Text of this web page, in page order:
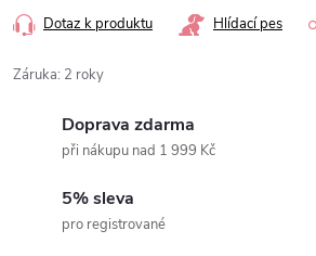
Dotaz k produktu Hlídací pes
Záruka: 2 roky
Doprava zdarma
při nákupu nad 1 999 Kč
5% sleva
pro registrované